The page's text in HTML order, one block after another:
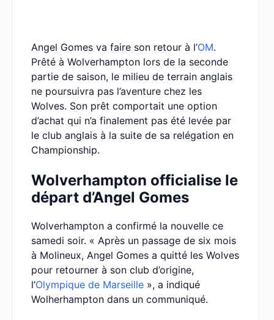
Angel Gomes va faire son retour à l’OM.
Prêté à Wolverhampton lors de la seconde
partie de saison, le milieu de terrain anglais
ne poursuivra pas l’aventure chez les
Wolves. Son prêt comportait une option
d’achat qui n’a finalement pas été levée par
le club anglais à la suite de sa relégation en
Championship.
Wolverhampton officialise le
départ d’Angel Gomes
Wolverhampton a confirmé la nouvelle ce
samedi soir. « Après un passage de six mois
à Molineux, Angel Gomes a quitté les Wolves
pour retourner à son club d’origine,
l’Olympique de Marseille », a indiqué
Wolherhampton dans un communiqué.